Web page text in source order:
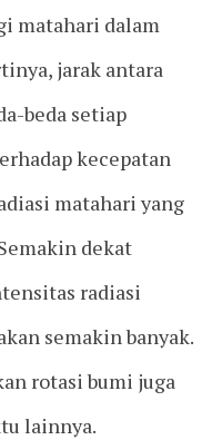
matahari dalam
jarak antara
beda setiap
kecepatan
matahari yang
dekat
radiasi
semakin banyak.
rotasi bumi juga
lainnya.